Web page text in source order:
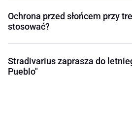
Ochrona przed słońcem przy
stosować?
Stradivarius zaprasza do
Pueblo"